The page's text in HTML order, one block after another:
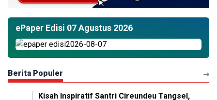
ePaper Edisi 07 Agustus 2026
Berita Populer
Kisah Inspiratif Santri Cireundeu Tangsel,